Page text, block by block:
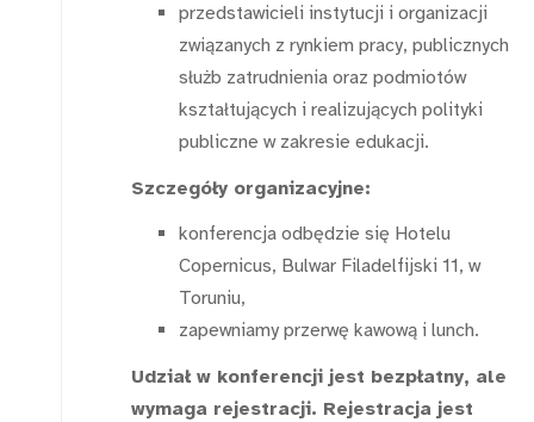
przedstawicieli instytucji i organizacji
związanych z rynkiem pracy, publicznych
służb zatrudnienia oraz podmiotów
kształtujących i realizujących polityki
publiczne w zakresie edukacji.
Szczegóły organizacyjne:
konferencja odbędzie się Hotelu
Copernicus, Bulwar Filadelfijski 11, w
Toruniu,
zapewniamy przerwę kawową i lunch.
Udział w konferencji jest bezpłatny, ale
wymaga rejestracji. Rejestracja jest